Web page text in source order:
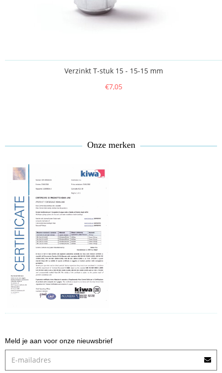
Verzinkt T-stuk 15 - 15-15 mm
€7,05
Onze merken
Meld je aan voor onze nieuwsbrief